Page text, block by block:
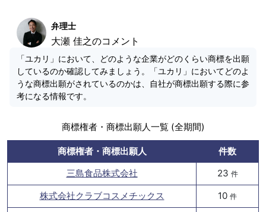
弁理士
大瀬 佳之のコメント
「ユカリ」において、どのような企業がどのくらい商標を出願
しているのか確認してみましょう。「ユカリ」においてどのよ
うな商標出願がされているのかは、自社が商標出願する際に参
考になる情報です。
商標権者・商標出願人一覧 (全期間)
商標権者・商標出願人
件数
三島食品株式会社
23 件
株式会社クラブコスメチックス 10 件